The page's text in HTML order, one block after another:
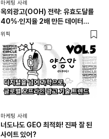
마케팅 사례
옥외광고(OOH) 전략: 유효도달률
40%·인지율 2배 만든 데이터
활용법 | 애드타입 양승만 이사
위픽
마케팅 사례
너도나도 GEO 최적화! 진짜 잘 된
사이트 있어?